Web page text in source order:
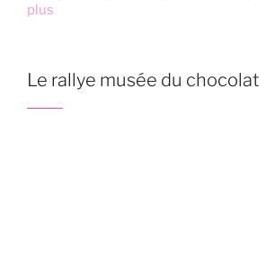
plus
Le rallye musée du chocolat